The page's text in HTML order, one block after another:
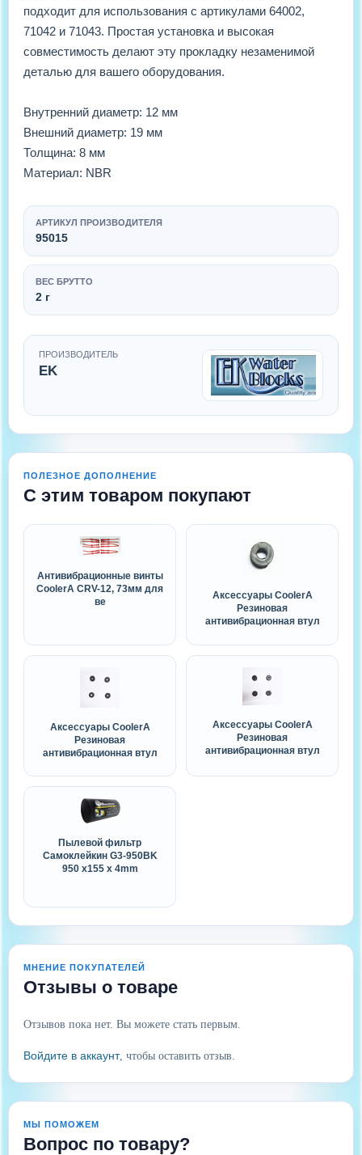
подходит для использования с артикулами 64002,
71042 и 71043. Простая установка и высокая
совместимость делают эту прокладку незаменимой
деталью для вашего оборудования.
Внутренний диаметр: 12 мм
Внешний диаметр: 19 мм
Толщина: 8 мм
Материал: NBR
АРТИКУЛ ПРОИЗВОДИТЕЛЯ
95015
ВЕС БРУТТО
2 г
ПРОИЗВОДИТЕЛЬ
EK
ПОЛЕЗНОЕ ДОПОЛНЕНИЕ
С этим товаром покупают
Антивибрационные винты
CoolerA CRV-12, 73мм для
ве
Аксессуары CoolerA
Резиновая
антивибрационная втул
Аксессуары CoolerA
Резиновая
антивибрационная втул
Аксессуары CoolerA
Резиновая
антивибрационная втул
Пылевой фильтр
Самоклейкин G3-950BK
950 х155 х 4mm
МНЕНИЕ ПОКУПАТЕЛЕЙ
Отзывы о товаре
Отзывов пока нет. Вы можете стать первым.
Войдите в аккаунт, чтобы оставить отзыв.
МЫ ПОМОЖЕМ
Вопрос по товару?